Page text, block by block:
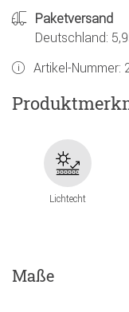
Paketversand
Deutschland:
Artikel-Nummer:
Lichtecht
Maße